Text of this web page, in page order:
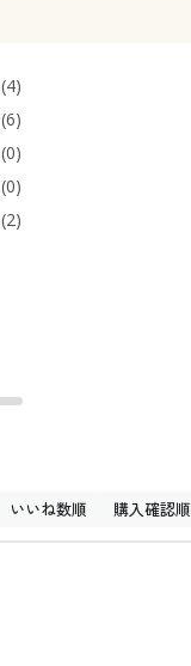
(4)
(6)
(0)
(0)
(2)
いいね数順 購入確認順